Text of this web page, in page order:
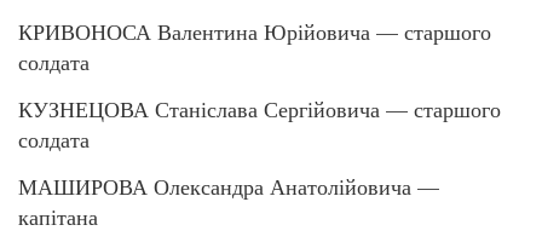
КРИВОНОСА Валентина Юрійовича — старшого
солдата
КУЗНЕЦОВА Станіслава Сергійовича — старшого
солдата
МАШИРОВА Олександра Анатолійовича —
капітана